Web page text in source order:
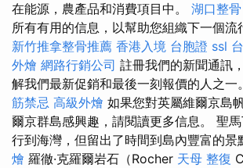
在能源，農產品和消費項目中。 湖口整骨
所有有用的信息，以幫助您組織下一個流
新竹推拿整骨推薦 香港入境 台胞證 ssl
外燴 網路行銷公司 註冊我們的新聞通訊
解我們最新促銷和最後一刻報價的人之一
筋禁忌 高級外燴 如果您對英屬維爾京島
爾京群島感興趣，請閱讀更多信息。 聖
行到海灣，但留出了時間到島內豐富的景
燴 羅徹·克羅爾岩石（Rocher 天母 整復